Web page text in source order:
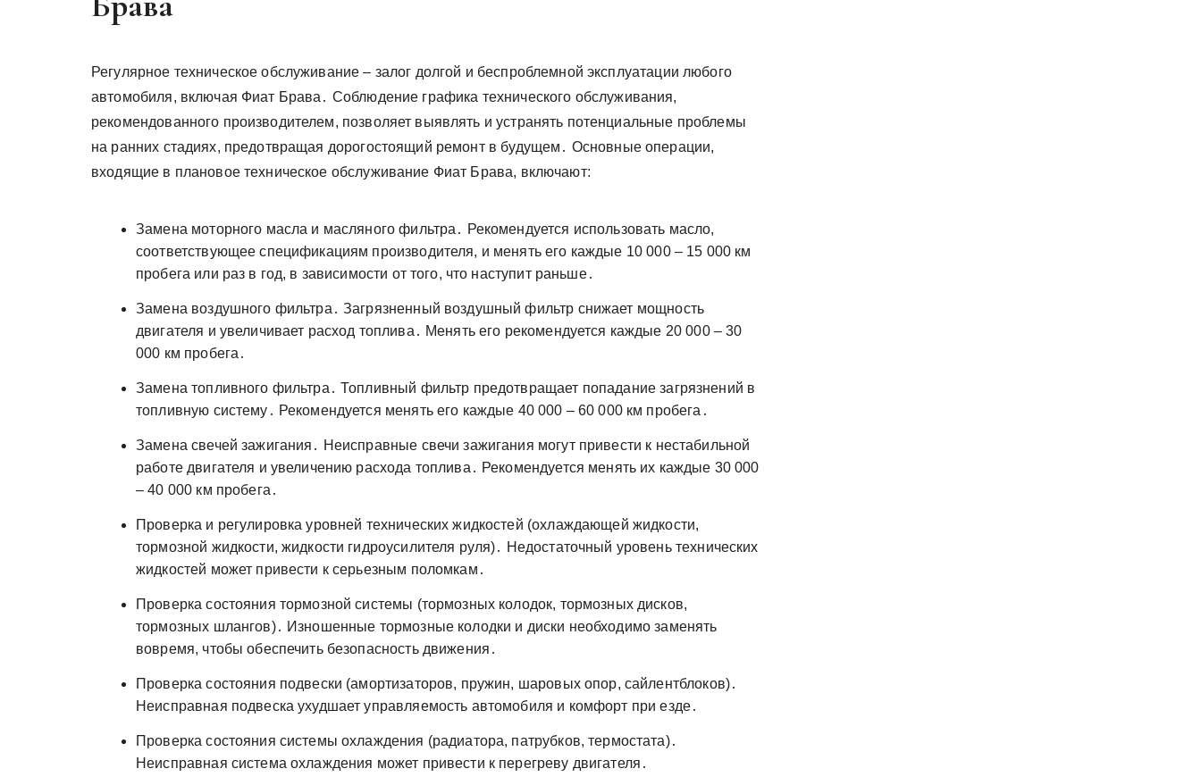
Регулярное техническое обслуживание – залог долгой и беспроблемной эксплуатации любого
автомобиля, включая Фиат Брава․ Соблюдение графика технического обслуживания,
рекомендованного производителем, позволяет выявлять и устранять потенциальные проблемы
на ранних стадиях, предотвращая дорогостоящий ремонт в будущем․ Основные операции,
входящие в плановое техническое обслуживание Фиат Брава, включают:
Замена моторного масла и масляного фильтра․ Рекомендуется использовать масло,
соответствующее спецификациям производителя, и менять его каждые 10 000 – 15 000 км
пробега или раз в год, в зависимости от того, что наступит раньше․
Замена воздушного фильтра․ Загрязненный воздушный фильтр снижает мощность
двигателя и увеличивает расход топлива․ Менять его рекомендуется каждые 20 000 – 30
000 км пробега․
Замена топливного фильтра․ Топливный фильтр предотвращает попадание загрязнений в
топливную систему․ Рекомендуется менять его каждые 40 000 – 60 000 км пробега․
Замена свечей зажигания․ Неисправные свечи зажигания могут привести к нестабильной
работе двигателя и увеличению расхода топлива․ Рекомендуется менять их каждые 30 000
– 40 000 км пробега․
Проверка и регулировка уровней технических жидкостей (охлаждающей жидкости,
тормозной жидкости, жидкости гидроусилителя руля)․ Недостаточный уровень технических
жидкостей может привести к серьезным поломкам․
Проверка состояния тормозной системы (тормозных колодок, тормозных дисков,
тормозных шлангов)․ Изношенные тормозные колодки и диски необходимо заменять
вовремя, чтобы обеспечить безопасность движения․
Проверка состояния подвески (амортизаторов, пружин, шаровых опор, сайлентблоков)․
Неисправная подвеска ухудшает управляемость автомобиля и комфорт при езде․
Проверка состояния системы охлаждения (радиатора, патрубков, термостата)․
Неисправная система охлаждения может привести к перегреву двигателя․